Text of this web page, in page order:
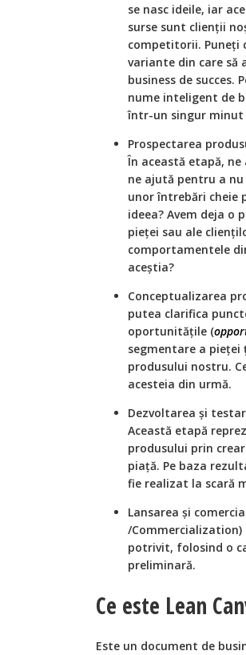
se nasc ideile, iar
surse sunt clienții
competitorii. Puneți
variante din care să
business de succes.
nume inteligent de
într-un singur
Prospectarea
În această etapă,
ne ajută pentru a
unor întrebări cheie
ideea? Avem deja o
pieței sau ale
comportamentele
aceștia?
Conceptualizarea
putea clarifica
oportunitățile (
segmentare a
produsului nostru.
acesteia din urmă.
Dezvoltarea și
Această etapă
produsului prin
piață. Pe baza
fie realizat la scară
Lansarea și
/
potrivit, folosind o
preliminară.
Ce este Lean
Este un document de